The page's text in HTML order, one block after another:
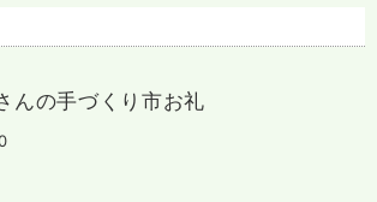
んの手づくり市お礼